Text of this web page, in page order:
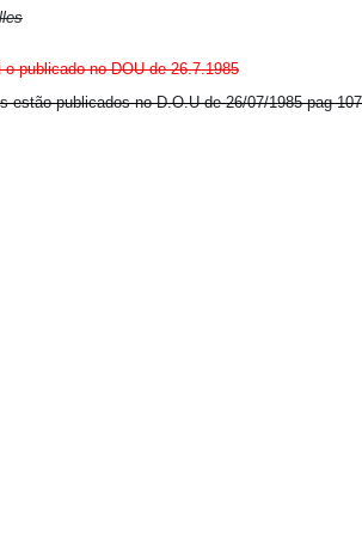
publicado no DOU de 26.7.1985
estão publicados no D.O.U de 26/07/1985 pag